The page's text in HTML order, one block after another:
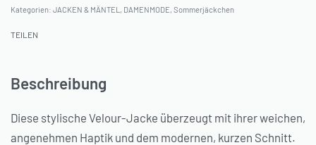
Kategorien: JACKEN & MÄNTEL , DAMENMODE, Sommerjäckchen
TEILEN
Beschreibung
Diese stylische Velour-Jacke überzeugt mit ihrer weichen,
angenehmen Haptik und dem modernen, kurzen Schnitt.